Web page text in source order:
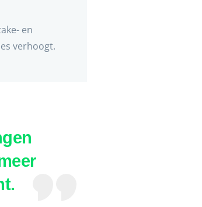
en
verhoogt.